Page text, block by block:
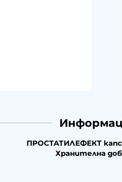
ПРОСТАТИЛЕФЕКТ
Хранителна